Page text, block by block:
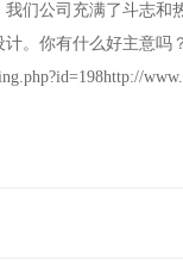
们公司充满了斗志和
。你有什么好主意吗
http://